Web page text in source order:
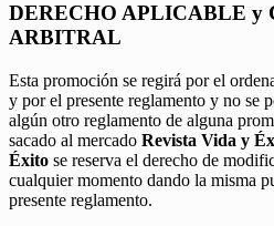
DERECHO APLICABLE y
ARBITRAL
Esta promoción se regirá por el
y por el presente reglamento y no se
algún otro reglamento de alguna
sacado al mercado Revista Vida y
Éxito se reserva el derecho de
cualquier momento dando la misma
presente reglamento.